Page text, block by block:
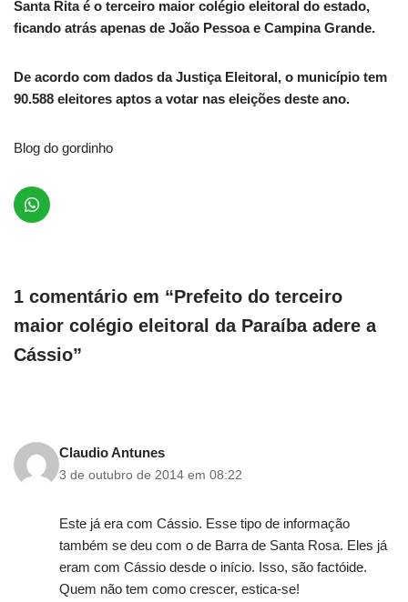
Santa Rita é o terceiro maior colégio eleitoral do estado,
ficando atrás apenas de João Pessoa e Campina Grande.
De acordo com dados da Justiça Eleitoral, o município tem
90.588 eleitores aptos a votar nas eleições deste ano.
Blog do gordinho
1 comentário em “Prefeito do terceiro
maior colégio eleitoral da Paraíba adere a
Cássio”
Claudio Antunes
3 de outubro de 2014 em 08:22
Este já era com Cássio. Esse tipo de informação
também se deu com o de Barra de Santa Rosa. Eles já
eram com Cássio desde o início. Isso, são factóide.
Quem não tem como crescer, estica-se!